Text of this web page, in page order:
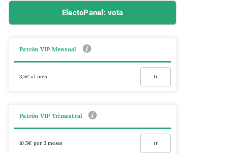
ElectoPanel: vota
Patrón VIP Mensual
3,5€ al mes Ir
Patrón VIP Trimestral
10,5€ por 3 meses Ir